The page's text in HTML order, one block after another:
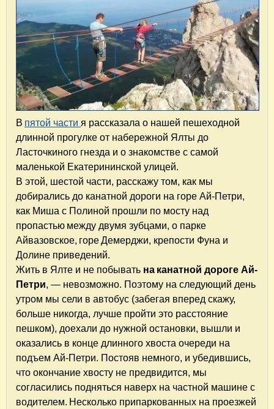
В пятой части я рассказала о нашей пешеходной
длинной прогулке от набережной Ялты до
Ласточкиного гнезда и о знакомстве с самой
маленькой Екатерининской улицей.
В этой, шестой части, расскажу том, как мы
добирались до канатной дороги на горе Ай-Петри,
как Миша с Полиной прошли по мосту над
пропастью между двумя зубцами, о парке
Айвазовское, горе Демерджи, крепости Фуна и
Долине приведений.
Жить в Ялте и не побывать на канатной дороге Ай-
Петри, — невозможно. Поэтому на следующий день
утром мы сели в автобус (забегая вперед скажу,
больше никогда, лучше пройти это расстояние
пешком), доехали до нужной остановки, вышли и
оказались в конце длинного хвоста очереди на
подъем Ай-Петри. Постояв немного, и убедившись,
что окончание хвосту не предвидится, мы
согласились подняться наверх на частной машине с
водителем. Несколько припаркованных на проезжей